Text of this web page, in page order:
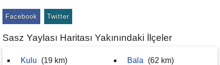
Facebook Twitter
Sasz Yaylası Haritası Yakınındaki İlçeler
Kulu (19 km) Bala (62 km)